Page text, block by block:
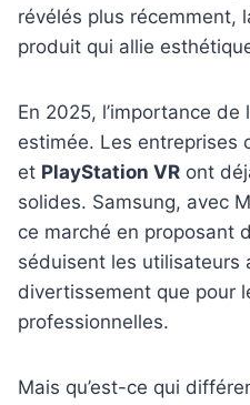
révélés plus récemment,
produit qui allie
En 2025, l’importance de
estimée. Les entreprises
et PlayStation VR ont
solides. Samsung, avec
ce marché en proposant
séduisent les utilisateurs
divertissement que pour
professionnelles.
Mais qu’est-ce qui